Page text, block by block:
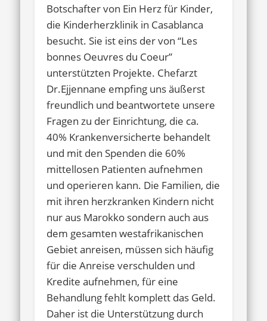
Botschafter von Ein Herz für Kinder,
die Kinderherzklinik in Casablanca
besucht. Sie ist eins der von “Les
bonnes Oeuvres du Coeur”
unterstützten Projekte. Chefarzt
Dr.Ejjennane empfing uns äußerst
freundlich und beantwortete unsere
Fragen zu der Einrichtung, die ca.
40% Krankenversicherte behandelt
und mit den Spenden die 60%
mittellosen Patienten aufnehmen
und operieren kann. Die Familien, die
mit ihren herzkranken Kindern nicht
nur aus Marokko sondern auch aus
dem gesamten westafrikanischen
Gebiet anreisen, müssen sich häufig
für die Anreise verschulden und
Kredite aufnehmen, für eine
Behandlung fehlt komplett das Geld.
Daher ist die Unterstützung durch